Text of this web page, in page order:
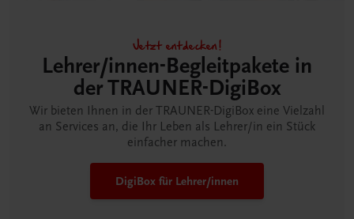
Jetzt entdecken!
Lehrer/innen-Begleitpakete in
der TRAUNER-DigiBox
Wir bieten Ihnen in der TRAUNER-DigiBox eine Vielzahl
an Services an, die Ihr Leben als Lehrer/in ein Stück
einfacher machen.
DigiBox für Lehrer/innen